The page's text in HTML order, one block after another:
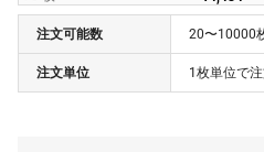
80 枚 ¥4,447
90 枚 ¥4,416
注文可能数 20〜10000
注文単位 1枚単位で